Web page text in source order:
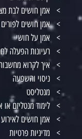
אמן חושים לבת
אמן חושים לפורים
אמן על חושי
רעיונות הפעלה
איך לקרוא
ניסוי והשפעה
מנטליסט
לימוד מנטליזם או
אמן חושים לאירוע
מדיניות פרטיות